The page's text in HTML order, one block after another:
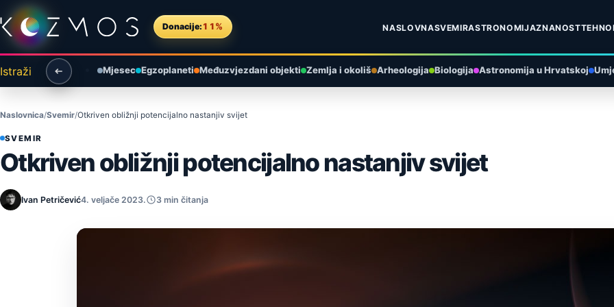
Preskoči na sadržaj
Donacije: 11% NASLOVNASVEMIRASTRONOMIJAZNANOST
Istraži Mjesec Egzoplaneti Međuzvjezdani objekti Zemlja i okoliš Arheologija Biologija Astronomija u Hrvatskoj
Naslovnica Svemir Otkriven obližnji potencijalno nastanjiv svijet
SVEMIR
Otkriven obližnji potencijalno nastanjiv svijet
Ivan Petričević4. veljače 2023. 3 min čitanja